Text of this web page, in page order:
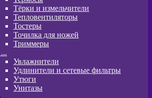
Тёрки и измельчители
Тепловентиляторы
Тостеры
Точилка для ножей
Триммеры
Увлажнители
Удлинители и сетевые фильтры
Утюги
Унитазы